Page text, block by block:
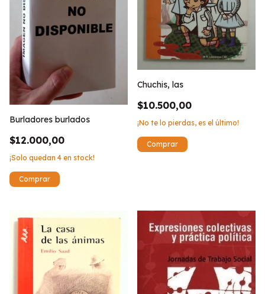
Burladores burlados
$12.000,00
¡Solo quedan 4 en stock!
Chuchis, las
$10.500,00
¡No te lo pierdas, es el último!